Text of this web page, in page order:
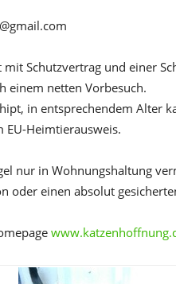
Schutzvertrag und einer
einem netten Vorbesuch.
in entsprechendem Alter
EU-Heimtierausweis.
nur in Wohnungshaltung
oder einen absolut